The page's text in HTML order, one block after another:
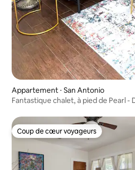
Appartement ⋅ San Antonio
Fantastique chalet, à pied de Pearl -
Coup de cœur voyageurs
Coup de cœur voyageurs